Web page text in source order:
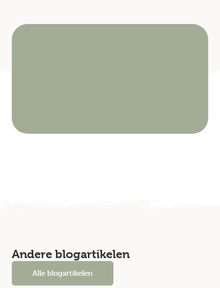
Andere blogartikelen
Alle blogartikelen